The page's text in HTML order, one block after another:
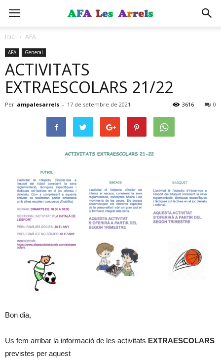
Inici AFA
AFA General
ACTIVITATS
EXTRAESCOLARS 21/22
Per ampalesarrels - 17 de setembre de 2021 0
3616
Bon dia,
Us fem arribar la informació de les activitats EXTRAESCOLARS
previstes per aquest